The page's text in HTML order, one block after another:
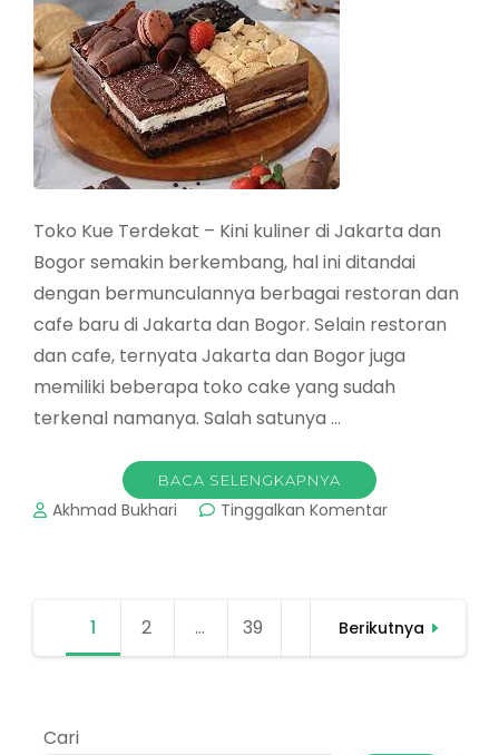
Toko Kue Terdekat – Kini kuliner di Jakarta dan
Bogor semakin berkembang, hal ini ditandai
dengan bermunculannya berbagai restoran dan
cafe baru di Jakarta dan Bogor. Selain restoran
dan cafe, ternyata Jakarta dan Bogor juga
memiliki beberapa toko cake yang sudah
terkenal namanya. Salah satunya …
BACA SELENGKAPNYA
Akhmad Bukhari Tinggalkan Komentarpada
Jakarta
Paginasi
pos
Halaman
1 Halaman
2 … Halaman
39 Berikutnya
Cari